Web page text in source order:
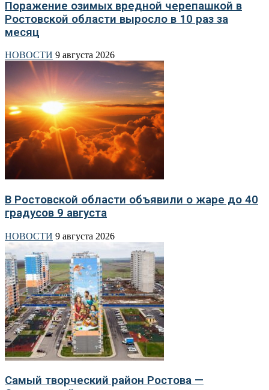
Поражение озимых вредной черепашкой в
Ростовской области выросло в 10 раз за
месяц
НОВОСТИ 9 августа 2026
В Ростовской области объявили о жаре до 40
градусов 9 августа
НОВОСТИ 9 августа 2026
Самый творческий район Ростова —